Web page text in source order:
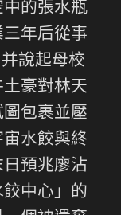
的張水瓶
年后從事
說起母校
豪對林天
包裹並壓
水餃與終
預兆廖沾
中心」的